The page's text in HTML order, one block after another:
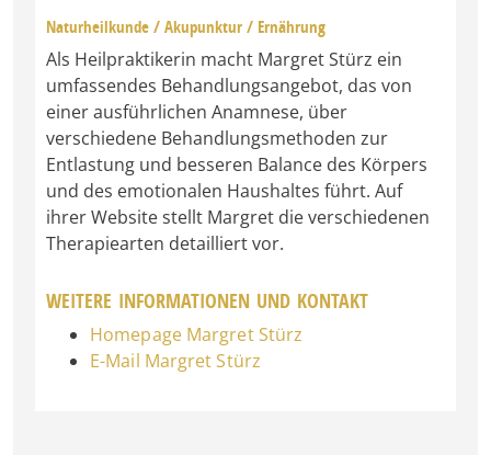
Naturheilkunde / Akupunktur / Ernährung
Als Heilpraktikerin macht Margret Stürz ein
umfassendes Behandlungsangebot, das von
einer ausführlichen Anamnese, über
verschiedene Behandlungsmethoden zur
Entlastung und besseren Balance des Körpers
und des emotionalen Haushaltes führt. Auf
ihrer Website stellt Margret die verschiedenen
Therapiearten detailliert vor.
WEITERE INFORMATIONEN UND KONTAKT
Homepage Margret Stürz
E-Mail Margret Stürz